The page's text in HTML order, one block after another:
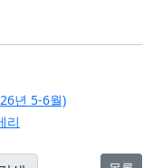
년 5-6월)
리